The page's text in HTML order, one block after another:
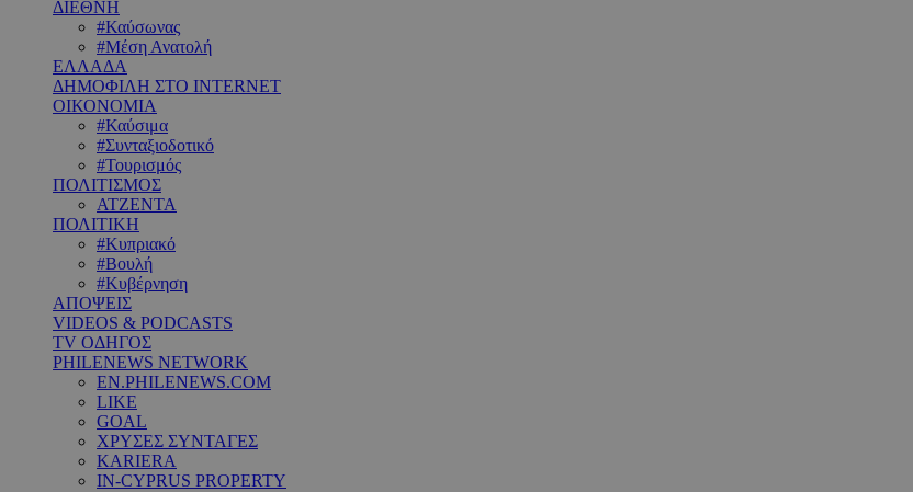
ΔΙΕΘΝΗ
#Καύσωνας
#Μέση Ανατολή
ΕΛΛΑΔΑ
ΔΗΜΟΦΙΛΗ ΣΤΟ INTERNET
ΟΙΚΟΝΟΜΙΑ
#Καύσιμα
#Συνταξιοδοτικό
#Τουρισμός
ΠΟΛΙΤΙΣΜΟΣ
ΑΤΖΕΝΤΑ
ΠΟΛΙΤΙΚΗ
#Κυπριακό
#Βουλή
#Κυβέρνηση
ΑΠΟΨΕΙΣ
VIDEOS & PODCASTS
TV ΟΔΗΓΟΣ
PHILENEWS NETWORK
EN.PHILENEWS.COM
LIKE
GOAL
ΧΡΥΣΕΣ ΣΥΝΤΑΓΕΣ
KARIERA
IN-CYPRUS PROPERTY